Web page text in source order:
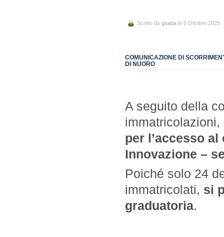
Scritto da gsaba in 8 Ottobre 2025
COMUNICAZIONE DI
DI NUORO
A seguito della
immatricolazioni,
per l’accesso
Innovazione –
Poiché solo 24
immatricolati, si
graduatoria.